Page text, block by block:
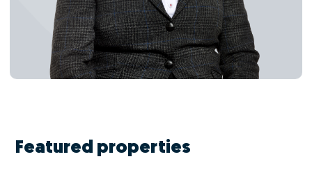
Featured properties